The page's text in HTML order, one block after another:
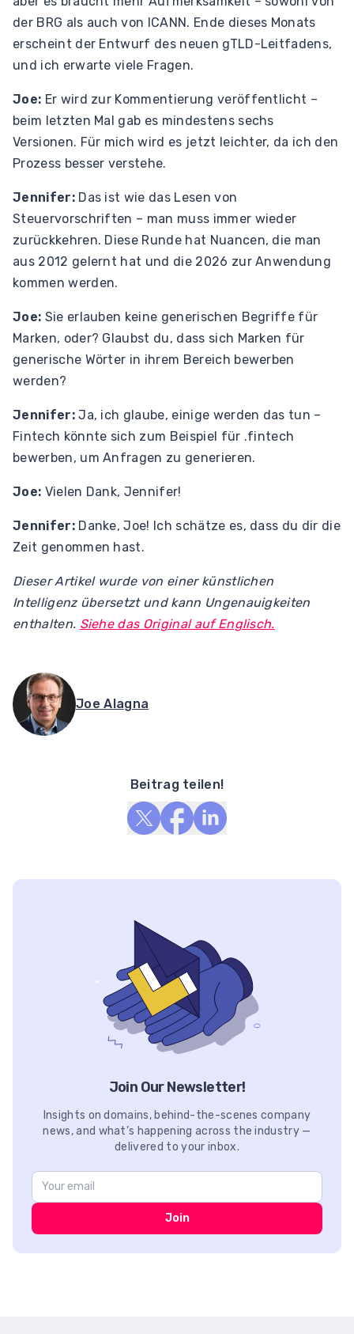
der BRG als auch von ICANN. Ende dieses Monats
erscheint der Entwurf des neuen gTLD-Leitfadens,
und ich erwarte viele Fragen.
Joe: Er wird zur Kommentierung veröffentlicht –
beim letzten Mal gab es mindestens sechs
Versionen. Für mich wird es jetzt leichter, da ich den
Prozess besser verstehe.
Jennifer:Das ist wie das Lesen von
Steuervorschriften – man muss immer wieder
zurückkehren. Diese Runde hat Nuancen, die man
aus 2012 gelernt hat und die 2026 zur Anwendung
kommen werden.
Joe: Sie erlauben keine generischen Begriffe für
Marken, oder? Glaubst du, dass sich Marken für
generische Wörter in ihrem Bereich bewerben
werden?
Jennifer:Ja, ich glaube, einige werden das tun –
Fintech könnte sich zum Beispiel für .fintech
bewerben, um Anfragen zu generieren.
Joe: Vielen Dank, Jennifer!
Jennifer:Danke, Joe! Ich schätze es, dass du dir die
Zeit genommen hast.
Dieser Artikel wurde von einer künstlichen
Intelligenz übersetzt und kann Ungenauigkeiten
enthalten. Siehe das Original auf Englisch.
Joe Alagna
Beitrag teilen!
Join Our Newsletter!
Insights on domains, behind-the-scenes company
news, and what’s happening across the industry —
delivered to your inbox.
Join